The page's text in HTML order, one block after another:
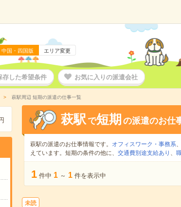
中国・四国版 エリア変更
存した希望条件 お気に入りの派遣会社
萩駅周辺 短期の派遣の仕事一覧
萩駅 で短期 の派遣のお仕
萩駅の派遣のお仕事情報です。 オフィスワーク・事務系、
えています。短期の条件の他に、 交通費別途支給あり 、
1 件中 1 ～ 1 件を表示中
未読